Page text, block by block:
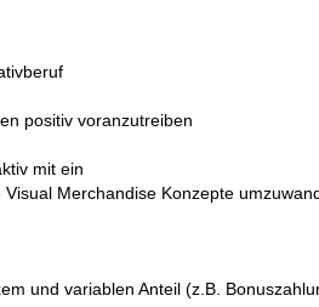
positiv voranzutreiben
mit ein
Merchandise Konzepte
und variablen Anteil (z.B.